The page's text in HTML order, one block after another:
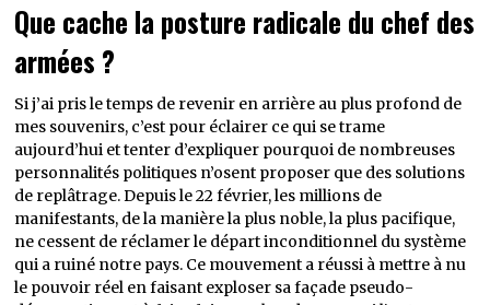
Que cache la posture radicale du chef des
armées ?
Si j’ai pris le temps de revenir en arrière au plus profond de
mes souvenirs, c’est pour éclairer ce qui se trame
aujourd’hui et tenter d’expliquer pourquoi de nombreuses
personnalités politiques n’osent proposer que des solutions
de replâtrage. Depuis le 22 février, les millions de
manifestants, de la manière la plus noble, la plus pacifique,
ne cessent de réclamer le départ inconditionnel du système
qui a ruiné notre pays. Ce mouvement a réussi à mettre à nu
le pouvoir réel en faisant exploser sa façade pseudo-